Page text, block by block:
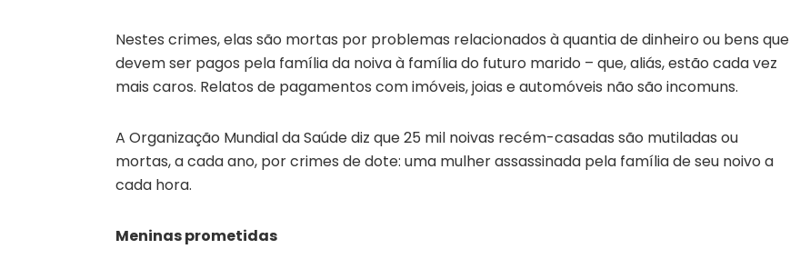
Nestes crimes, elas são mortas por problemas relacionados à quantia de dinheiro ou bens que
devem ser pagos pela família da noiva à família do futuro marido – que, aliás, estão cada vez
mais caros. Relatos de pagamentos com imóveis, joias e automóveis não são incomuns.
A Organização Mundial da Saúde diz que 25 mil noivas recém-casadas são mutiladas ou
mortas, a cada ano, por crimes de dote: uma mulher assassinada pela família de seu noivo a
cada hora.
Meninas prometidas